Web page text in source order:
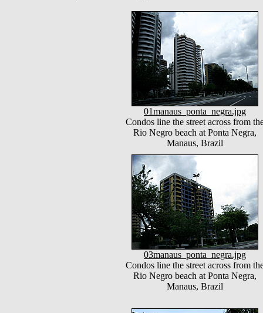
01manaus_ponta_negra.jpg
Condos line the street across from
Rio Negro beach at Ponta Negra,
Manaus, Brazil
03manaus_ponta_negra.jpg
Condos line the street across from
Rio Negro beach at Ponta Negra,
Manaus, Brazil